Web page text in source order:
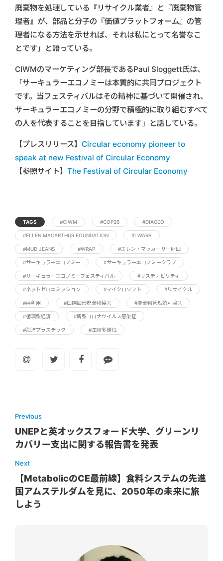
廃棄物を処理している『リサイクル業者』と『廃棄物管
理者』が、部品と分子の『価値プラットフォーム』の管
理者になる方法を示せれば、それは私にとって名誉なこ
とです」と語っている。
CIWMのマーケティング部長であるPaul Sloggett氏は、
「サーキュラーエコノミーは本質的に共同プロジェクト
です。当フェスティバルはその精神に基づいて開催され、
サーキュラーエコノミーの分野で積極的に取り組むすべて
の人を代表することを目指しています」と話している。
【プレスリリース】 Circular economy pioneer to
speak at new Festival of Circular Economy
【参照サイト】 The Festival of Circular Economy
TAGS #CIWM #COP26 #DIAGEO
#ELLEN MACARTHUR FOUNDATION #LWARB
#MUD JEANS #WRAP #エレン・マッカーサー財団
#サーキュラーエコノミー #サーキュラーエコノミークラブ
#サーキュラーエコノミーフェスティバル #サステナビリティ
#ネットゼロエミッション #マイクロソフト #リサイクル
#再利用 #国際固形廃棄物協会 #廃棄物管理認可協会
#循環型経済 #新型コロナウイルス感染症
#海洋プラスチック #生物多様性
Previous
UNEPと英オックスフォード大学、グリーンリ
カバリー支出に関する報告書を発表
Next
【MetabolicのCE最前線】食料システムの先進
国アムステルダムを見に、2050年の未来に旅
しよう